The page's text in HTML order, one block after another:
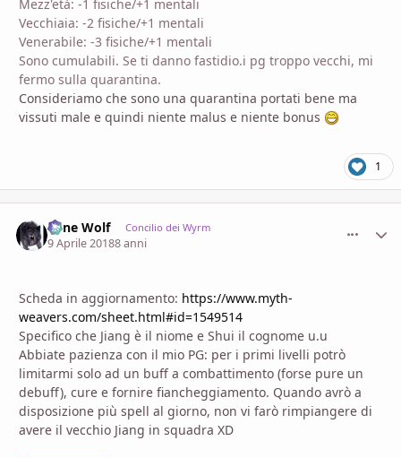
Mezz'età: -1 fisiche/+1 mentali
Vecchiaia: -2 fisiche/+1 mentali
Venerabile: -3 fisiche/+1 mentali
Sono cumulabili. Se ti danno fastidio.i pg troppo vecchi, mi
fermo sulla quarantina.
Consideriamo che sono una quarantina portati bene ma
vissuti male e quindi niente malus e niente bonus
1
Lone Wolf Concilio dei Wyrm
9 Aprile 20188 anni
Scheda in aggiornamento: https://www.myth-
weavers.com/sheet.html#id=1549514
Specifico che Jiang è il niome e Shui il cognome u.u
Abbiate pazienza con il mio PG: per i primi livelli potrò
limitarmi solo ad un buff a combattimento (forse pure un
debuff), cure e fornire fiancheggiamento. Quando avrò a
disposizione più spell al giorno, non vi farò rimpiangere di
avere il vecchio Jiang in squadra XD